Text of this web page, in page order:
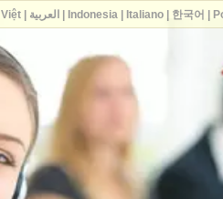
Việt| العربية Indonesia| Italiano| 한국어